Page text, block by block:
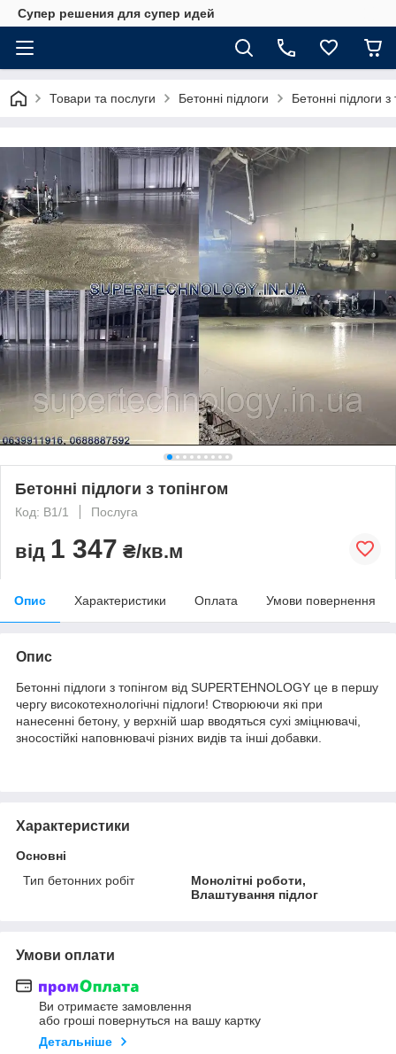
Супер решения для супер идей
Товари та послуги Бетонні підлоги Бетонні підлоги з
Бетонні підлоги з топінгом
Код: B1/1 Послуга
від 1 347 ₴/кв.м
Опис Характеристики Оплата Умови повернення
Опис
Бетонні підлоги з топінгом від SUPERTEHNOLOGY це в першу
чергу високотехнологічні підлоги! Створюючи які при
нанесенні бетону, у верхній шар вводяться сухі зміцнювачі,
зносостійкі наповнювачі різних видів та інші добавки.
Характеристики
Основні
Тип бетонних робіт
Монолітні роботи,
Влаштування підлог
Умови оплати
Ви отримаєте замовлення
або гроші повернуться на вашу картку
Детальніше